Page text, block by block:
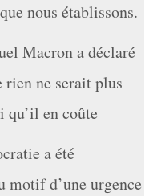
nous établissons.
Macron a déclaré
rien ne serait plus
qu’il en coûte
a été
motif d’une urgence